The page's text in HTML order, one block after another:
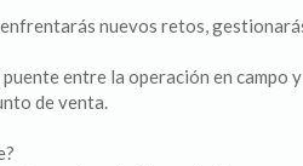
nuevos retos,
entre la operación en campo
de venta.